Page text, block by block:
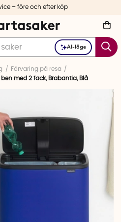
AI-läge
– före och efter köp
Förvaring på resa
med 2 fack, Brabantia, Blå